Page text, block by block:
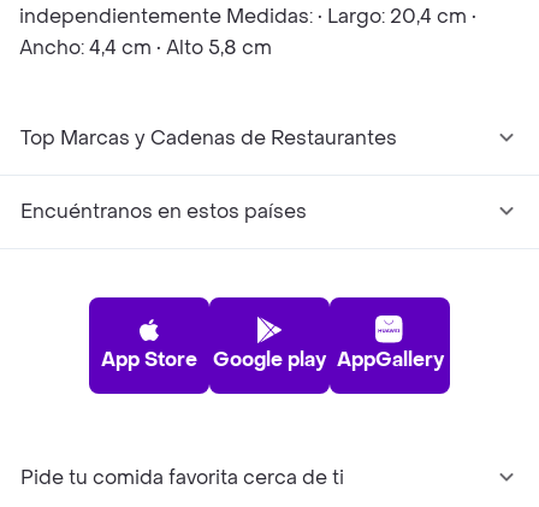
independientemente Medidas: • Largo: 20,4 cm •
Ancho: 4,4 cm • Alto 5,8 cm
Top Marcas y Cadenas de Restaurantes
Encuéntranos en estos países
App Store Google play AppGallery
Pide tu comida favorita cerca de ti